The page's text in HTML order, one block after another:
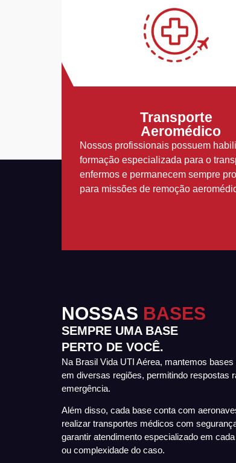
Transporte
Aeromédico
Nossos profissionais possuem
formação especializada para o
enfermos e permanecem sempre
para missões de remoção
NOSSAS BASES
SEMPRE UMA BASE
PERTO DE VOCÊ.
Na Brasil Vida UTI Aérea, mantemos
em diversas regiões, permitindo respostas
emergência.
Além disso, cada base conta com
realizar transportes médicos com
garantir atendimento especializado em
ou complexidade do caso.